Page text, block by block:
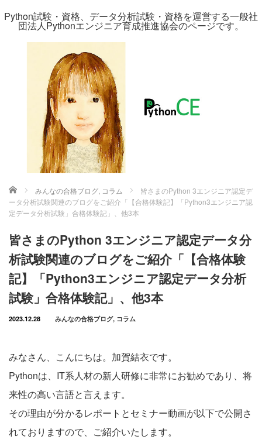
Python試験・資格、データ分析試験・資格を運営する一般社
団法人Pythonエンジニア育成推進協会のページです。
ホーム みんなの合格ブログ, コラム
皆さまのPython 3エンジニア認定デ
ータ分析試験関連のブログをご紹介「【合格体験記】「Python3エンジニア認
定データ分析試験」合格体験記」、他3本
皆さまのPython 3エンジニア認定データ分
析試験関連のブログをご紹介「【合格体験
記】「Python3エンジニア認定データ分析
試験」合格体験記」、他3本
2023.12.28 みんなの合格ブログ, コラム
みなさん、こんにちは。加賀結衣です。
Pythonは、IT系人材の新人研修に非常にお勧めであり、将
来性の高い言語と言えます。
その理由が分かるレポートとセミナー動画が以下で公開さ
れておりますので、ご紹介いたします。